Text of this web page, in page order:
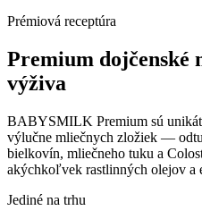
Prémiová receptúra
Premium dojčenské
výživa
BABYSMILK Premium sú
výlučne mliečnych zložiek —
bielkovín, mliečneho tuku a
akýchkoľvek rastlinných olejov a
Jediné na trhu